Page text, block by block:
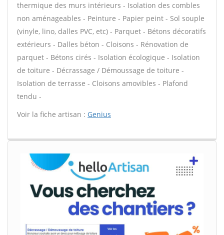
thermique des murs intérieurs - Isolation des combles
non aménageables - Peinture - Papier peint - Sol souple
(vinyle, lino, dalles PVC, etc) - Parquet - Bétons décoratifs
extérieurs - Dalles béton - Cloisons - Rénovation de
parquet - Bétons cirés - Isolation écologique - Isolation
de toiture - Décrassage / Démoussage de toiture -
Isolation de terrasse - Cloisons amovibles - Plafond
tendu -
Voir la fiche artisan : Genius